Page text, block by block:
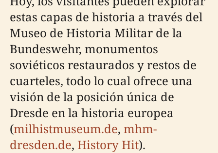
estas capas de historia a través del
Museo de Historia Militar de la
Bundeswehr, monumentos
soviéticos restaurados y restos de
cuarteles, todo lo cual ofrece una
visión de la posición única de
Dresde en la historia europea
(milhistmuseum.de, mhm-
dresden.de, History Hit).